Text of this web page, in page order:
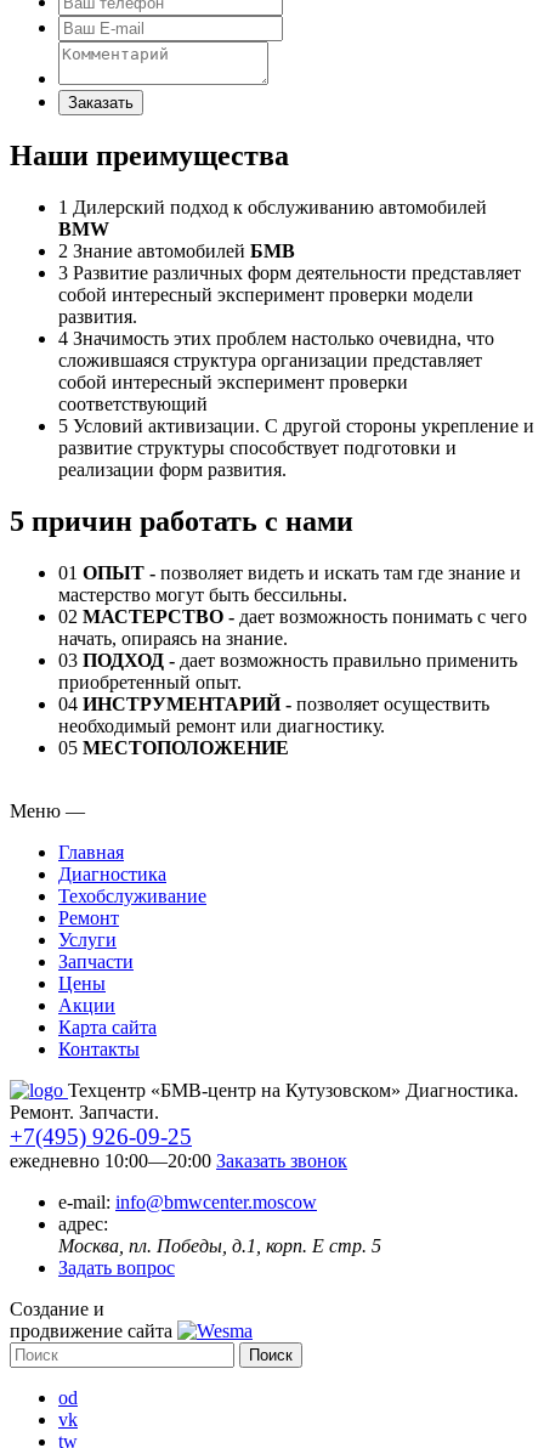
Заказать
Наши преимущества
1 Дилерский подход к обслуживанию автомобилей
BMW
2 Знание автомобилей БМВ
3 Развитие различных форм деятельности представляет
собой интересный эксперимент проверки модели
развития.
4 Значимость этих проблем настолько очевидна, что
сложившаяся структура организации представляет
собой интересный эксперимент проверки
соответствующий
5 Условий активизации. С другой стороны укрепление и
развитие структуры способствует подготовки и
реализации форм развития.
5 причин работать с нами
01 ОПЫТ - позволяет видеть и искать там где знание и
мастерство могут быть бессильны.
02 МАСТЕРСТВО - дает возможность понимать с чего
начать, опираясь на знание.
03 ПОДХОД - дает возможность правильно применить
приобретенный опыт.
04 ИНСТРУМЕНТАРИЙ- позволяет осуществить
необходимый ремонт или диагностику.
05 МЕСТОПОЛОЖЕНИЕ
Меню —
Главная
Диагностика
Техобслуживание
Ремонт
Услуги
Запчасти
Цены
Акции
Карта сайта
Контакты
Техцентр «БМВ-центр на Кутузовском» Диагностика.
Ремонт. Запчасти.
+7(495) 926-09-25
ежедневно 10:00—20:00 Заказать звонок
e-mail: info@bmwcenter.moscow
адрес:
Москва, пл. Победы, д.1, корп. E стр. 5
Задать вопрос
Создание и
продвижение сайта
od
vk
tw